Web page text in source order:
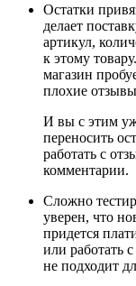
Остатки
делает
артикул,
к этому
магазин
плохие
И вы с этим
переносить
работать с
комментарии.
Сложно
уверен, что
придется
или работать
не подходит